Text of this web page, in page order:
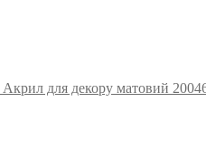
Акрил для декору матовий